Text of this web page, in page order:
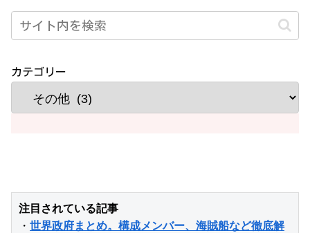
カテゴリー
注目されている記事
・ 世界政府まとめ。構成メンバー、海賊船など徹底解